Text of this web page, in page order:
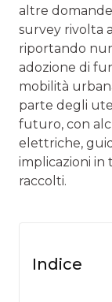
altre
survey rivolta
riportando
adozione di
mobilità
parte degli
futuro, con
elettriche,
implicazioni in
raccolti.
Indice